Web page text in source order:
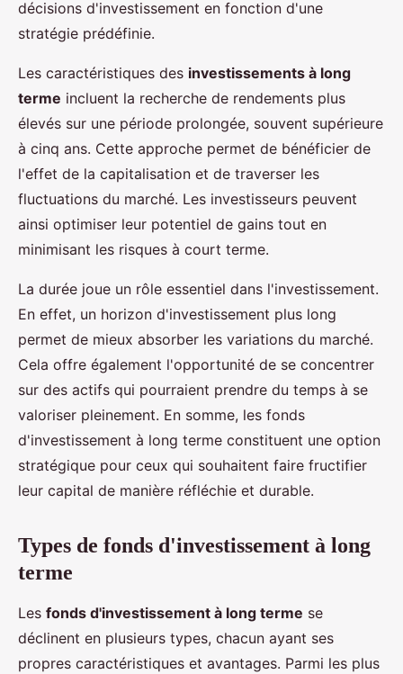
décisions d'investissement en fonction d'une
stratégie prédéfinie.
Les caractéristiques des investissements à long
terme incluent la recherche de rendements plus
élevés sur une période prolongée, souvent supérieure
à cinq ans. Cette approche permet de bénéficier de
l'effet de la capitalisation et de traverser les
fluctuations du marché. Les investisseurs peuvent
ainsi optimiser leur potentiel de gains tout en
minimisant les risques à court terme.
La durée joue un rôle essentiel dans l'investissement.
En effet, un horizon d'investissement plus long
permet de mieux absorber les variations du marché.
Cela offre également l'opportunité de se concentrer
sur des actifs qui pourraient prendre du temps à se
valoriser pleinement. En somme, les fonds
d'investissement à long terme constituent une option
stratégique pour ceux qui souhaitent faire fructifier
leur capital de manière réfléchie et durable.
Types de fonds d'investissement à long
terme
Les fonds d'investissement à long terme se
déclinent en plusieurs types, chacun ayant ses
propres caractéristiques et avantages. Parmi les plus